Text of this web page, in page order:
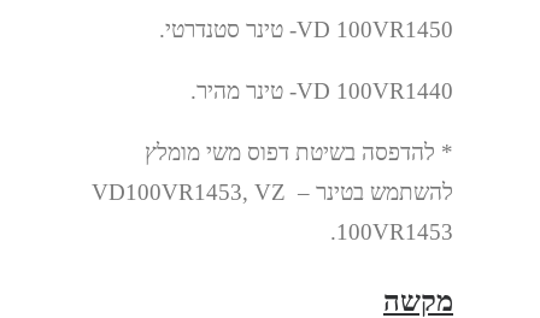
VD 100VR1450- טינר סטנדרטי.
VD 100VR1440- טינר מהיר.
* להדפסה בשיטת דפוס משי מומלץ
להשתמש בטינר – VD100VR1453, VZ
100VR1453.
מקשה